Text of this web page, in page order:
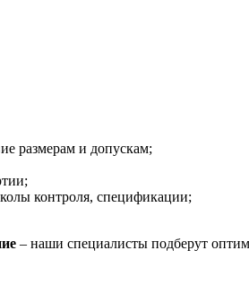
размерам и допускам;
контроля, спецификации;
– наши специалисты подберут